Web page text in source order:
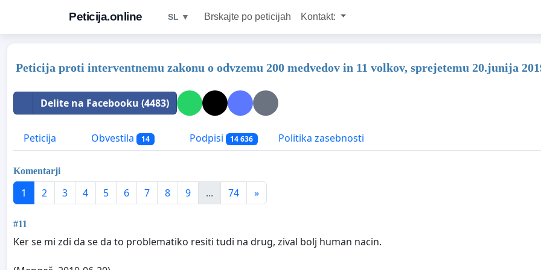
Peticija.online SL ▼ Brskajte po peticijah Kontakt:
Peticija proti interventnemu zakonu o odvzemu 200 medvedov in 11 volkov, sprejetemu 20.junija
Delite na Facebooku (4483)
Peticija Obvestila 14 Podpisi 14 636 Politika zasebnosti
Komentarji
1 2 3 4 5 6 7 8 9 ... 74 »
#11
Ker se mi zdi da se da to problematiko resiti tudi na drug, zival bolj human nacin.